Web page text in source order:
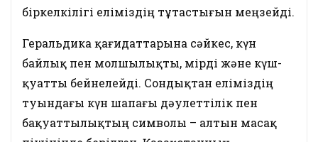
біркелкілігі еліміздің тұтастығын меңзейді.
Геральдика қағидаттарына сәйкес, күн
байлық пен молшылықты, өмірді және күш-
қуатты бейнелейді. Сондықтан еліміздің
туындағы күн шапағы дәулеттілік пен
бақуаттылықтың символы – алтын масақ